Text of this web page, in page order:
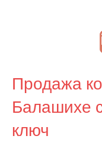
Продажа
Балашихе
ключ